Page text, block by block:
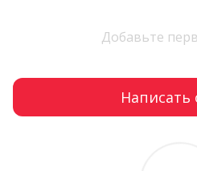
Добавьте
Написать